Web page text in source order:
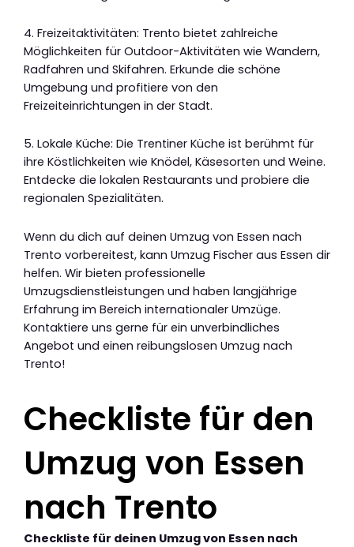
4. Freizeitaktivitäten: Trento bietet zahlreiche
Möglichkeiten für Outdoor-Aktivitäten wie Wandern,
Radfahren und Skifahren. Erkunde die schöne
Umgebung und profitiere von den
Freizeiteinrichtungen in der Stadt.
5. Lokale Küche: Die Trentiner Küche ist berühmt für
ihre Köstlichkeiten wie Knödel, Käsesorten und Weine.
Entdecke die lokalen Restaurants und probiere die
regionalen Spezialitäten.
Wenn du dich auf deinen Umzug von Essen nach
Trento vorbereitest, kann Umzug Fischer aus Essen dir
helfen. Wir bieten professionelle
Umzugsdienstleistungen und haben langjährige
Erfahrung im Bereich internationaler Umzüge.
Kontaktiere uns gerne für ein unverbindliches
Angebot und einen reibungslosen Umzug nach
Trento!
Checkliste für den
Umzug von Essen
nach Trento
Checkliste für deinen Umzug von Essen nach